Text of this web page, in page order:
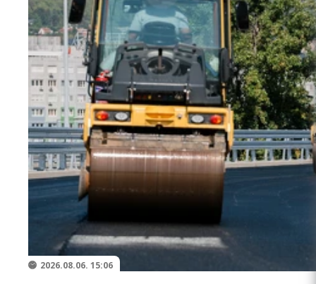
2026.08.06. 15:06